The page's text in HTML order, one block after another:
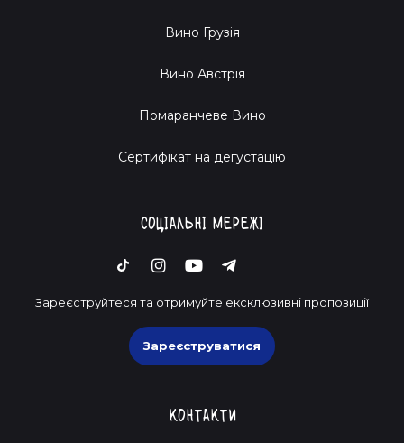
Вино Грузія
Вино Австрія
Помаранчеве Вино
Cертифікат на дегустацію
Соціальні мережі
Зареєструйтеся та отримуйте ексклюзивні пропозиції
Зареєструватися
Контакти